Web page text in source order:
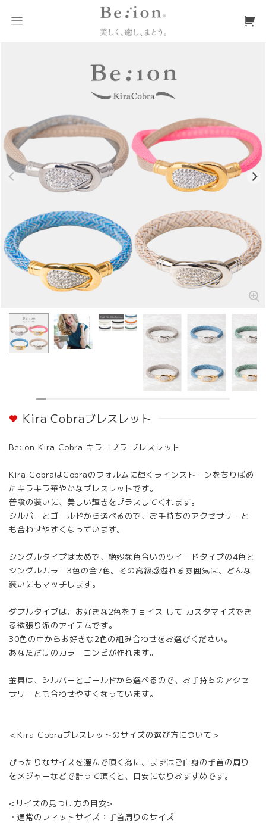
Kira Cobraブレスレット
Be:ion Kira Cobra キラコブラ ブレスレット
Kira CobraはCobraのフォルムに輝くラインストーンをちりばめ
たキラキラ華やかなブレスレットです。
普段の装いに、美しい輝きをプラスしてくれます。
シルバーとゴールドから選べるので、お手持ちのアクセサリーと
も合わせやすくなっています。
シングルタイプは太めで、絶妙な色合いのツイードタイプの4色と
シングルカラー3色の全7色。その高級感溢れる雰囲気は、どんな
装いにもマッチします。
ダブルタイプは、お好きな2色をチョイス して カスタマイズでき
る欲張り派のアイテムです。
30色の中からお好きな2色の組み合わせをお選びください。
あなただけのカラーコンビが作れます。
金具は、シルバーとゴールドから選べるので、お手持ちのアクセ
サリーとも合わせやすくなっています。
＜Kira Cobraブレスレットのサイズの選び方について＞
ぴったりなサイズを選んで頂く為に、まずはご自身の手首の周り
をメジャーなどで計って頂くと、目安になりおすすめです。
<サイズの見つけ方の目安>
・通常のフィットサイズ：手首周りのサイズ